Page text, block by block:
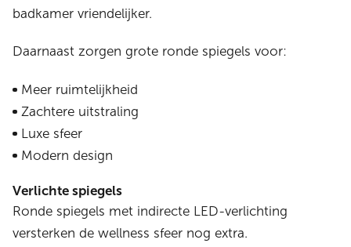
badkamer vriendelijker.
Daarnaast zorgen grote ronde spiegels voor:
Meer ruimtelijkheid
Zachtere uitstraling
Luxe sfeer
Modern design
Verlichte spiegels
Ronde spiegels met indirecte LED-verlichting
versterken de wellness sfeer nog extra.